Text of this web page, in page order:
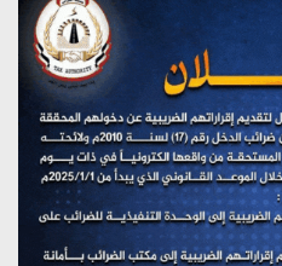
حول جرائم تحالف العدوان